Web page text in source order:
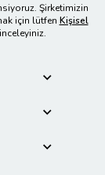
Şirketimizin
için lütfen Kişisel
inceleyiniz.